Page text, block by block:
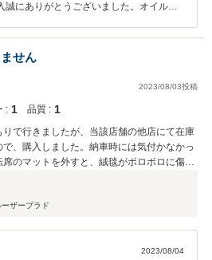
誠にありがとうございました。オイル交
ればと思います。今後ともよろしくお願
せん
2023/08/03投稿
: 1 品質 : 1
で行きましたが、当該店舗の他店にて在庫
、購入しました。納車時には気付かなかっ
のマットを外すと、絨毯がボロボロに傷が
テージの方に伝えたのですが、「新古車と
説明で一蹴されました。マットでかくれて
感じました。
ーザープラド
2023/08/04